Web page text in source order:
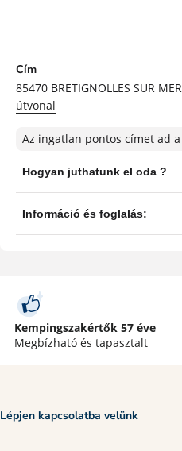
Cím
85470 BRETIGNOLLES SUR MER
útvonal
Az ingatlan pontos címet ad
Kempingszakértők 57 éve
Megbízható és tapasztalt
Lépjen kapcsolatba velünk